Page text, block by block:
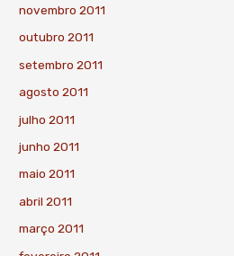
novembro 2011
outubro 2011
setembro 2011
agosto 2011
julho 2011
junho 2011
maio 2011
abril 2011
março 2011